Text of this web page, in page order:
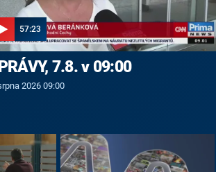
57:23
7.8. v 09:00
2026 09:00